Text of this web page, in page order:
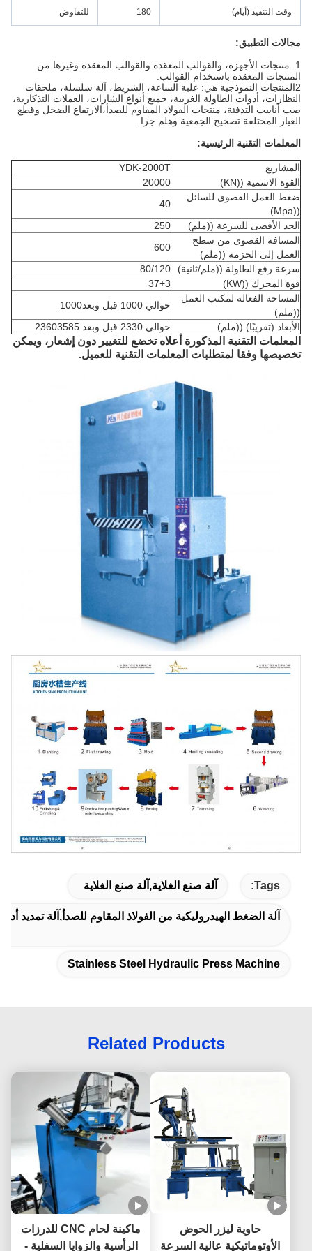
وقت التنفيذ (أيام) 180 للتفاوض
مجالات التطبيق:
1. منتجات الأجهزة، والقوالب المعقدة والقوالب المعقدة وغيرها من
المنتجات المعقدة باستخدام القوالب.
2المنتجات النموذجية هي: علبة الساعة، الشريط، آلة سلسلة، ملحقات
النظارات، أدوات الطاولة الغربية، جميع أنواع الشارات، العملات التذكارية،
صب أنابيب التدفئة، منتجات الفولاذ المقاوم للصدأ،الارتفاع الضحل وقطع
الغيار المختلفة تصحيح الجمعية وهلم جرا.
المعلمات التقنية الرئيسية:
المشاريع
YDK-2000T
القوة الاسمية ((KN)
20000
ضغط العمل القصوى للسائل
((Mpa)
40
الحد الأقصى للسرعة ((ملم)
250
المسافة القصوى من سطح
العمل إلى الحزمة ((ملم)
600
سرعة رفع الطاولة ((ملم/ثانية)
80/120
قوة المحرك ((KW)
37+3
المساحة الفعالة لمكتب العمل
((ملم)
حوالي 1000 قبل وبعد1000
الأبعاد (تقريبًا) ((ملم)
حوالي 2330 قبل وبعد 23603585
المعلمات التقنية المذكورة أعلاه تخضع للتغيير دون إشعار، ويمكن
تخصيصها وفقا لمتطلبات المعلمات التقنية للعميل.
Tags: آلة صنع الغلاية,آلة صنع الغلاية
آلة الضغط الهيدروليكية من الفولاذ المقاوم للصدأ,آلة
Stainless Steel Hydraulic Press Machine
Related Products
حاوية ليزر الحوض
الأوتوماتيكية عالية السرعة
ماكينة لحام CNC للدرزات
الرأسية والزوايا السفلية -